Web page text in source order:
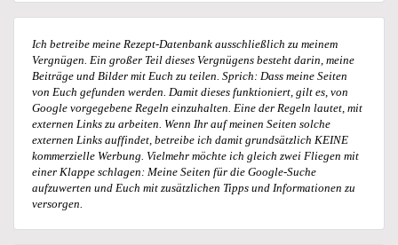
Ich betreibe meine Rezept-Datenbank ausschließlich zu meinem
Vergnügen. Ein großer Teil dieses Vergnügens besteht darin, meine
Beiträge und Bilder mit Euch zu teilen. Sprich: Dass meine Seiten
von Euch gefunden werden. Damit dieses funktioniert, gilt es, von
Google vorgegebene Regeln einzuhalten. Eine der Regeln lautet, mit
externen Links zu arbeiten. Wenn Ihr auf meinen Seiten solche
externen Links auffindet, betreibe ich damit grundsätzlich KEINE
kommerzielle Werbung. Vielmehr möchte ich gleich zwei Fliegen mit
einer Klappe schlagen: Meine Seiten für die Google-Suche
aufzuwerten und Euch mit zusätzlichen Tipps und Informationen zu
versorgen.